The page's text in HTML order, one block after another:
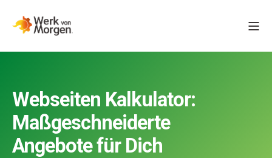
Webseiten Kalkulator:
Maßgeschneiderte
Angebote für Dich